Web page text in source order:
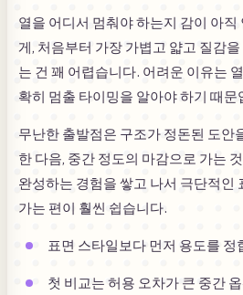
열을 어디서 멈춰야 하는지 감이 아
게, 처음부터 가장 가볍고 얇고 질감
는 건 꽤 어렵습니다. 어려운 이유는
확히 멈출 타이밍을 알아야 하기 때문
무난한 출발점은 구조가 정돈된 도안
한 다음, 중간 정도의 마감으로 가는
완성하는 경험을 쌓고 나서 극단적인
가는 편이 훨씬 쉽습니다.
표면 스타일보다 먼저 용도를 정
첫 비교는 허용 오차가 큰 중간